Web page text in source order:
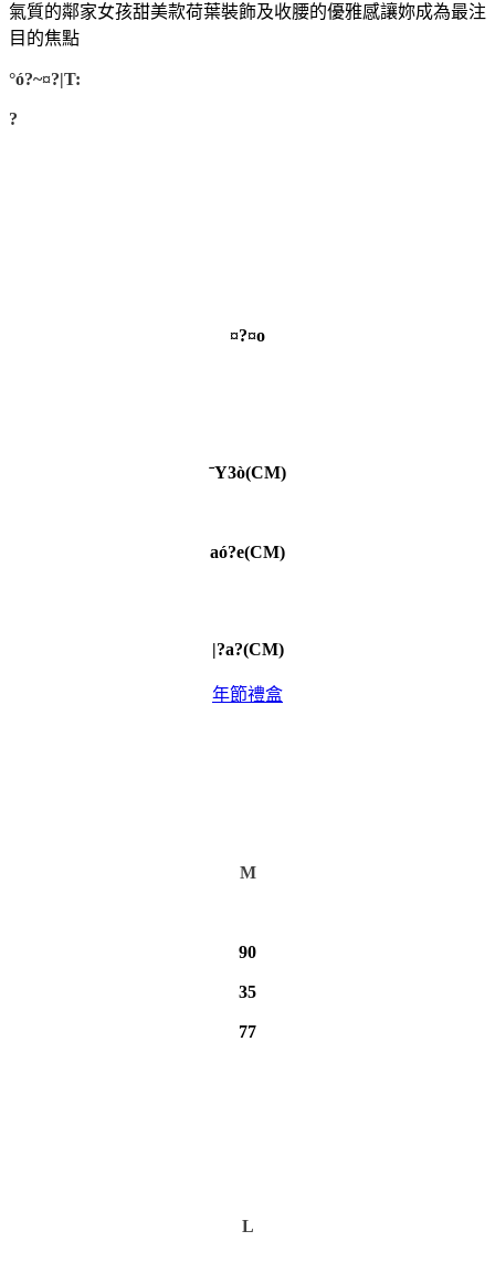
氣質的鄰家女孩甜美款荷葉裝飾及收腰的優雅感讓妳成為最注
目的焦點
°ó?~¤?|T:
?
¤?¤o
ˉY3ò(CM)
aó?e(CM)
|?a?(CM)
年節禮盒
M
90
35
77
L